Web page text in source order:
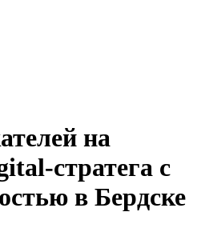
на
стратега с
в Бердске